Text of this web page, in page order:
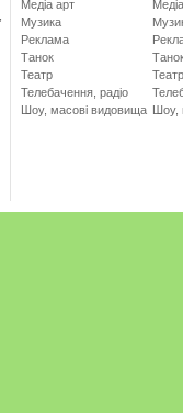
Медіа арт
Музика
Реклама
Танок
Театр
Телебачення, радіо
Шоу, масові видовища
Театр
Шоу,